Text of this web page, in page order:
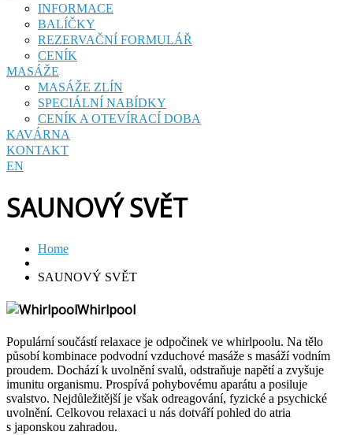
INFORMACE
BALÍČKY
REZERVAČNÍ FORMULÁŘ
CENÍK
MASÁŽE
MASÁŽE ZLÍN
SPECIÁLNÍ NABÍDKY
CENÍK A OTEVÍRACÍ DOBA
KAVÁRNA
KONTAKT
EN
SAUNOVÝ SVĚT
Home
SAUNOVÝ SVĚT
Whirlpool
Populární součástí relaxace je odpočinek ve whirlpoolu. Na tělo
působí kombinace podvodní vzduchové masáže s masáží vodním
proudem. Dochází k uvolnění svalů, odstraňuje napětí a zvyšuje
imunitu organismu. Prospívá pohybovému aparátu a posiluje
svalstvo. Nejdůležitější je však odreagování, fyzické a psychické
uvolnění. Celkovou relaxaci u nás dotváří pohled do atria
s japonskou zahradou.